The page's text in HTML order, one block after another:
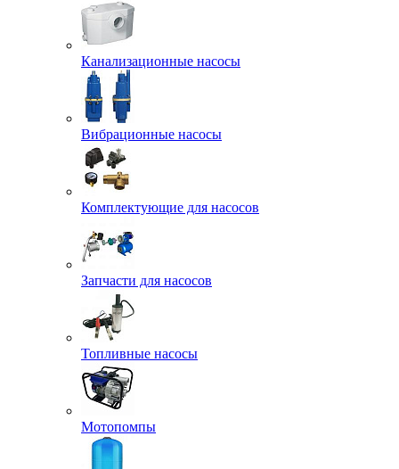
Канализационные насосы
Вибрационные насосы
Комплектующие для насосов
Запчасти для насосов
Топливные насосы
Мотопомпы